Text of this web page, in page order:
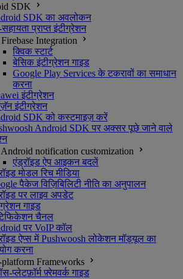
SDK
SDK का अवलोकन
प्राप्त इंटीग्रेशन
Firebase Integration
क्विक स्टार्ट
बेसिक इंटीग्रेशन गाइड
Google Play Services के टकरावों का समाधान
करना
इंटीग्रेशन
इंटीग्रेशन
SDK को कस्टमाइज़ करें
Android SDK पर अक्सर पूछे जाने वाले
Android notification customization
एंड्रॉइड ऐप आइकन बदलें
मोडल रिच मीडिया
पैकेज विज़िबिलिटी नीति का अनुपालन
पर लाइव अपडेट
गाइड
चैनल
पर VoIP कॉल
ऐप्स में Pushwoosh लोकेशन मॉड्यूल का
करना
platform Frameworks
प्लेटफ़ॉर्म फ़्रेमवर्क गाइड